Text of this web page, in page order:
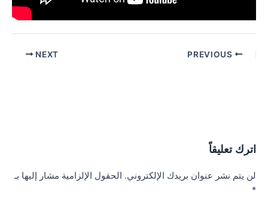
Post
NEXT
اترك تعليقاً
لن يتم نشر عنوان بريدك الإلكتروني. الحقول الإلزامية مشار إليها بـ
*